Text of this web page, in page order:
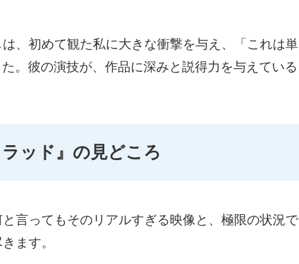
、初めて観た私に大きな衝撃を与え、「これは単
。彼の演技が、作品に深みと説得力を与えている
ッド』の見どころ
言ってもそのリアルすぎる映像と、極限の状況で
ます。